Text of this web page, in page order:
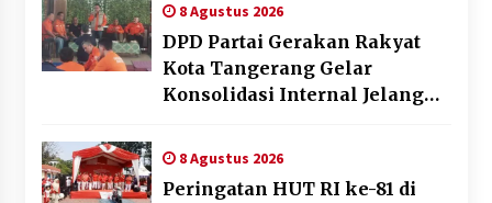
8 Agustus 2026
DPD Partai Gerakan Rakyat
Kota Tangerang Gelar
Konsolidasi Internal Jelang
8 Agustus 2026
Peringatan HUT RI ke-81 di